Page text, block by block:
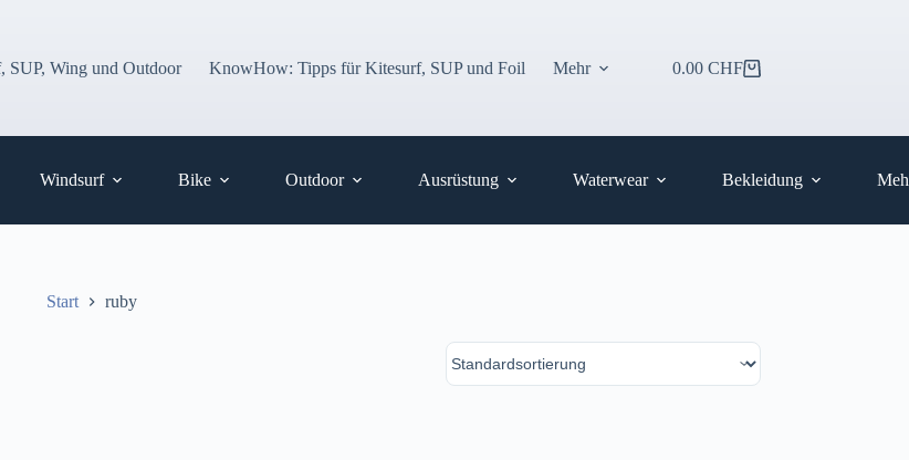
SUP, Wing und Outdoor
KnowHow: Tipps für Kitesurf, SUP und Foil Mehr Warenkorb
0.00 CHF
Windsurf Bike Outdoor Ausrüstung Waterwear Bekleidung
Start ruby